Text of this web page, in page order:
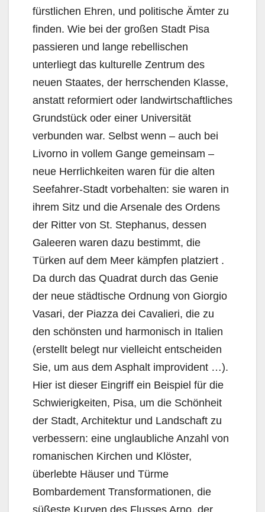
fürstlichen Ehren, und politische Ämter zu
finden. Wie bei der großen Stadt Pisa
passieren und lange rebellischen
unterliegt das kulturelle Zentrum des
neuen Staates, der herrschenden Klasse,
anstatt reformiert oder landwirtschaftliches
Grundstück oder einer Universität
verbunden war. Selbst wenn – auch bei
Livorno in vollem Gange gemeinsam –
neue Herrlichkeiten waren für die alten
Seefahrer-Stadt vorbehalten: sie waren in
ihrem Sitz und die Arsenale des Ordens
der Ritter von St. Stephanus, dessen
Galeeren waren dazu bestimmt, die
Türken auf dem Meer kämpfen platziert .
Da durch das Quadrat durch das Genie
der neue städtische Ordnung von Giorgio
Vasari, der Piazza dei Cavalieri, die zu
den schönsten und harmonisch in Italien
(erstellt belegt nur vielleicht entscheiden
Sie, um aus dem Asphalt improvident …).
Hier ist dieser Eingriff ein Beispiel für die
Schwierigkeiten, Pisa, um die Schönheit
der Stadt, Architektur und Landschaft zu
verbessern: eine unglaubliche Anzahl von
romanischen Kirchen und Klöster,
überlebte Häuser und Türme
Bombardement Transformationen, die
süßeste Kurven des Flusses Arno, der